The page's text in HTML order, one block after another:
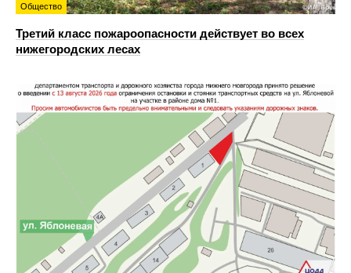
Общество
Третий класс пожароопасности действует во всех
нижегородских лесах